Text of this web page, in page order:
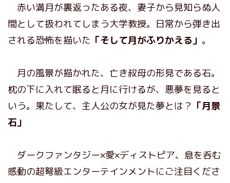
赤い満月が裏返ったある夜、妻子から見知らぬ人
間として扱われてしまう大学教授。日常から弾き出
される恐怖を描いた 「そして月がふりかえる」 。
月の風景が描かれた、亡き叔母の形見である石。
枕の下に入れて眠ると月に行けるが、悪夢を見ると
いう。果たして、主人公の女が見た夢とは？ 「月景
石」
ダークファンタジー×愛×ディストピア、息を呑む
感動の超弩級エンターテインメントにご注目くださ